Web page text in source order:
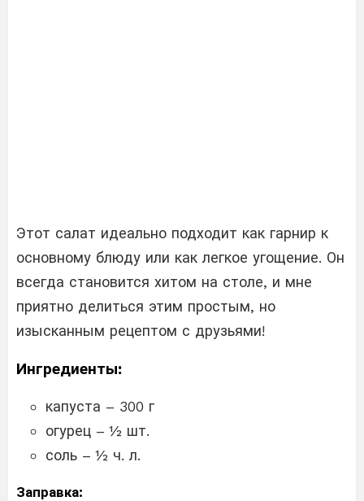
Этот салат идеально подходит как гарнир к
основному блюду или как легкое угощение. Он
всегда становится хитом на столе, и мне
приятно делиться этим простым, но
изысканным рецептом с друзьями!
Ингредиенты:
капуста – 300 г
огурец – ½ шт.
соль – ½ ч. л.
Заправка: